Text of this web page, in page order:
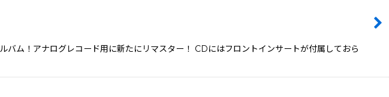
ム！アナログレコード用に新たにリマスター！ CDにはフロントインサートが付属しておら